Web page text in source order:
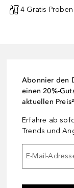
4 Gratis-
Abonnier den
einen 20%-
aktuellen
Erfahre ab
Trends und
E-Mail-